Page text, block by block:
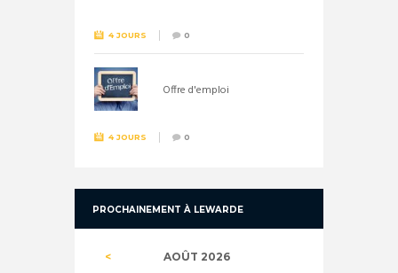
4 JOURS 0
Offre d'emploi
4 JOURS 0
PROCHAINEMENT À LEWARDE
AOÛT 2026